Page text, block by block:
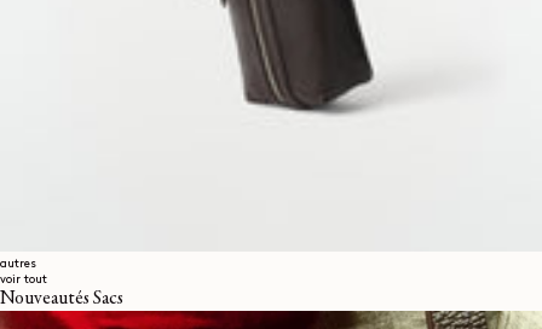
autres
voir tout
Nouveautés Sacs